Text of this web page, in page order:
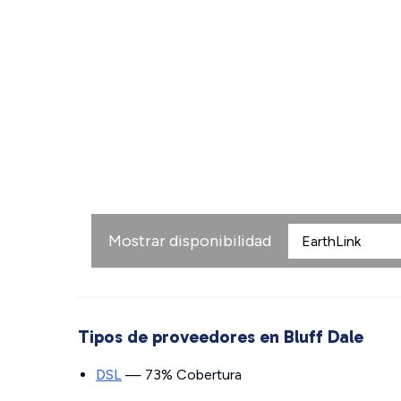
Mostrar disponibilidad
Tipos de proveedores en Bluff Dale
DSL — 73% Cobertura